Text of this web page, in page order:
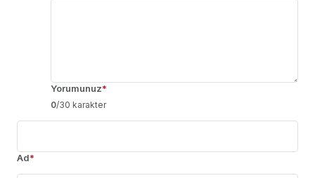
Yorumunuz*
0/30 karakter
Ad*